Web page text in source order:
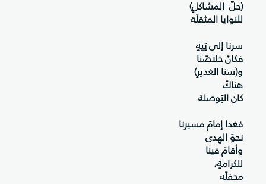
(حلّ المشاكلِ)
للنوايا المثقلَة
سرنا إلى تِيهٍ
فكانَ خلاصَنا
و(سنا الغديرِ)
هناكَ
كان البَوصلة
فغدا إمامَ مسيرِنا
نحوَ الهدى
وأقامَ فينا
للكرامةِ،
محفلَه